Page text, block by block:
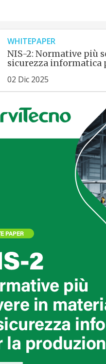
WHITEPAPER
NIS-2: Normative più
sicurezza informatica
02 Dic 2025